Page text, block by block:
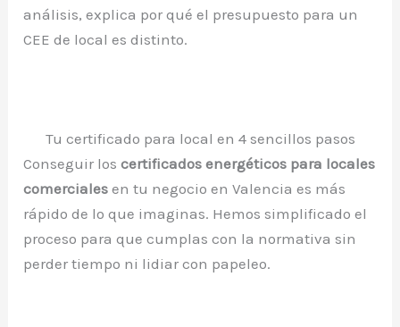
análisis, explica por qué el presupuesto para un
CEE de local es distinto.
Tu certificado para local en 4 sencillos pasos
Conseguir loscertificados energéticos para locales
comerciales en tu negocio en Valencia es más
rápido de lo que imaginas. Hemos simplificado el
proceso para que cumplas con la normativa sin
perder tiempo ni lidiar con papeleo.